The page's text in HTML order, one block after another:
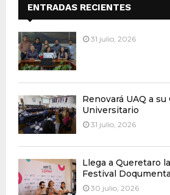
ENTRADAS RECIENTES
31 julio, 2026
Renovará UAQ a su
Universitario
31 julio, 2026
Llega a Queretaro
Festival Doqumenta
30 julio, 2026